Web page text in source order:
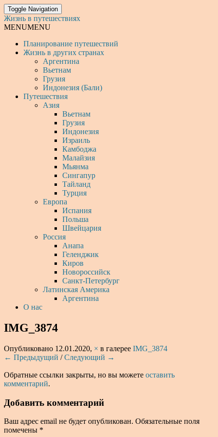
Toggle Navigation
Жизнь в путешествиях
MENUMENU
Планирование путешествий
Жизнь в других странах
Аргентина
Вьетнам
Грузия
Индонезия (Бали)
Путешествия
Азия
Вьетнам
Грузия
Индонезия
Израиль
Камбоджа
Малайзия
Мьянма
Сингапур
Тайланд
Турция
Европа
Испания
Польша
Швейцария
Россия
Анапа
Геленджик
Киров
Новороссийск
Санкт-Петербург
Латинская Америка
Аргентина
О нас
IMG_3874
Опубликовано 12.01.2020, × в галерее IMG_3874
← Предыдущий /Следующий →
Обратные ссылки закрыты, но вы можете оставить
комментарий.
Добавить комментарий
Ваш адрес email не будет опубликован. Обязательные поля
помечены *